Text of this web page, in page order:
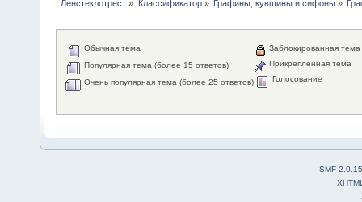
Ленстеклотрест » Классификатор» Графины, кувшины и сифоны»
Обычная тема
Популярная тема (более 15 ответов)
Очень популярная тема (более 25 ответов)
Заблокированная тема
Прикрепленная тема
Голосование
SMF 2.0.15